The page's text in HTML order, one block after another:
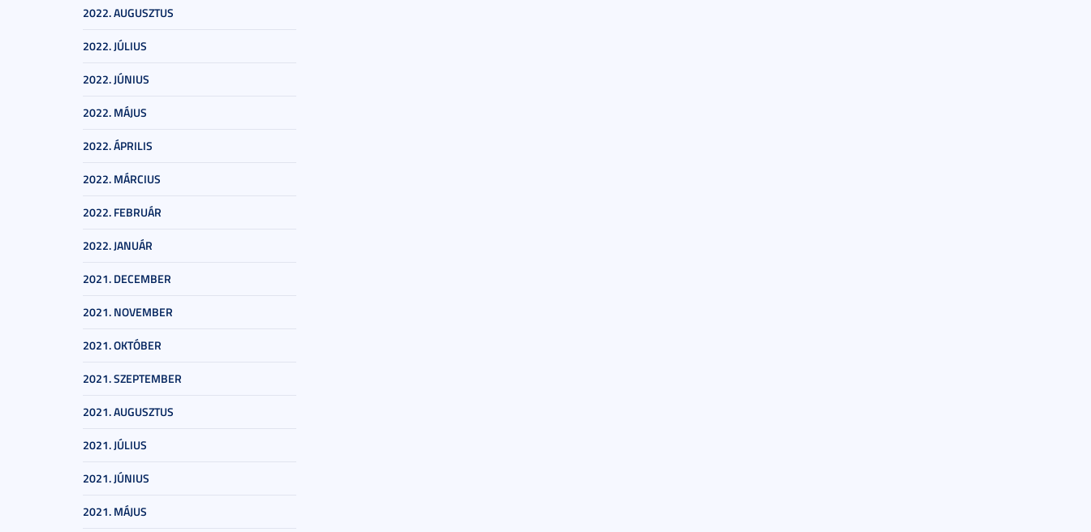
2022. AUGUSZTUS
2022. JÚLIUS
2022. JÚNIUS
2022. MÁJUS
2022. ÁPRILIS
2022. MÁRCIUS
2022. FEBRUÁR
2022. JANUÁR
2021. DECEMBER
2021. NOVEMBER
2021. OKTÓBER
2021. SZEPTEMBER
2021. AUGUSZTUS
2021. JÚLIUS
2021. JÚNIUS
2021. MÁJUS